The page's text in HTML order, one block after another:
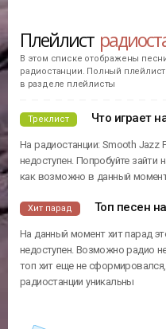
Плейлист
В этом списке отображены
радиостанции. Полный
в разделе плейлисты
Треклист Что играет
На радиостанции: Smooth Jazz
недоступен. Попробуйте зайти
как возможно в данный
Хит парад Топ песен
На данный момент хит парад
недоступен. Возможно радио
топ хит еще не
радиостанции уникальны